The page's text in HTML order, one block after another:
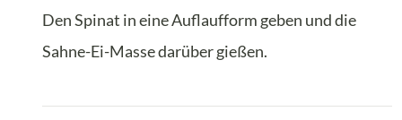
Den Spinat in eine Auflaufform geben und die
Sahne-Ei-Masse darüber gießen.